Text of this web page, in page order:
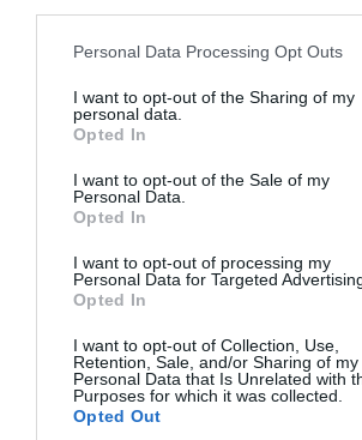
Please note that this website/app uses
not limited to your visit or usage behaviour.
grant or deny consent to Google and its
use your data for below specified
consent section.
Personal Data Processing Opt Outs
I want to opt-out of the Sharing of my
personal data.
Opted In
I want to opt-out of the Sale of my
Personal Data.
Opted In
I want to opt-out of processing my
Personal Data for Targeted
Opted In
I want to opt-out of Collection, Use,
Retention, Sale, and/or Sharing of my
Personal Data that Is Unrelated with
Purposes for which it was collected.
Opted Out
05.08.2026 | 15:02
κατέστρεψε ολοσχερώς ένα από
μεγαλύτερα κέντρα διανομής στο